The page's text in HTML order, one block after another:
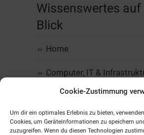
Cookie-Zustimmung
Um dir ein optimales Erlebnis zu bieten,
Cookies, um Geräteinformationen zu speichern
zuzugreifen. Wenn du diesen Technologien
Wissenswertes auf
Blick
Home
Computer, IT &
Web-Design & Hosting
Kommunikation